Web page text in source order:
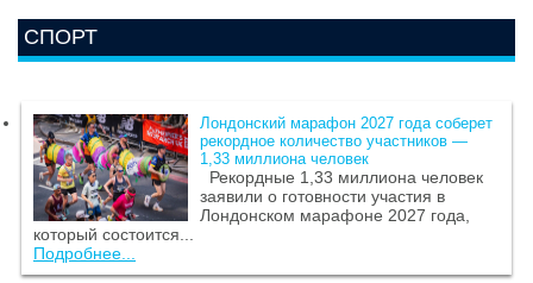
СПОРТ
Лондонский марафон 2027 года соберет
рекордное количество участников —
1,33 миллиона человек
Рекордные 1,33 миллиона человек
заявили о готовности участия в
Лондонском марафоне 2027 года,
который состоится...
Подробнее...